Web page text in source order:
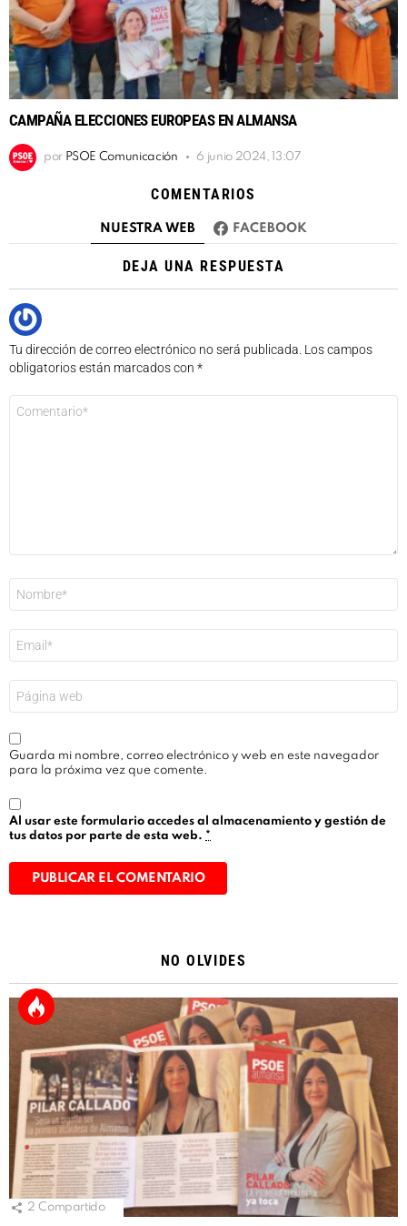
CAMPAÑA ELECCIONES EUROPEAS EN ALMANSA
por PSOE Comunicación 6 junio 2024, 13:07
COMENTARIOS
NUESTRA WEB FACEBOOK
DEJA UNA RESPUESTA
Tu dirección de correo electrónico no será publicada. Los campos
obligatorios están marcados con *
electrónico
*
Guarda mi nombre, correo electrónico y web en este navegador
para la próxima vez que comente.
Al usar este formulario accedes al almacenamiento y gestión de
tus datos por parte de esta web. *
NO OLVIDES
2 Compartido